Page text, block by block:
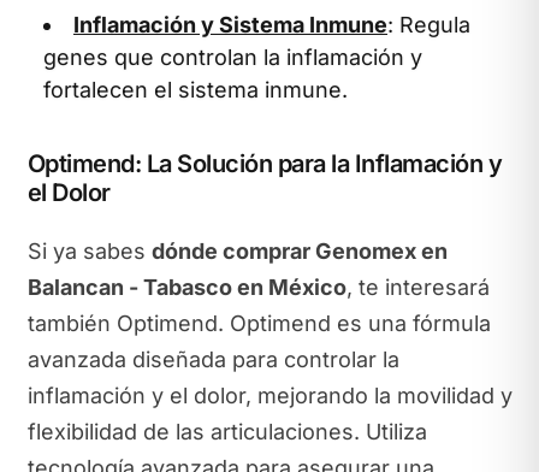
Inflamación y Sistema Inmune: Regula
genes que controlan la inflamación y
fortalecen el sistema inmune.
Optimend: La Solución para la Inflamación y
el Dolor
Si ya sabes dónde comprar Genomex en
Balancan - Tabasco en México, te interesará
también Optimend. Optimend es una fórmula
avanzada diseñada para controlar la
inflamación y el dolor, mejorando la movilidad y
flexibilidad de las articulaciones. Utiliza